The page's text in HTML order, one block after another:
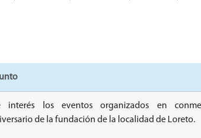
interés los eventos organizados en
de la fundación de la localidad de Loreto.